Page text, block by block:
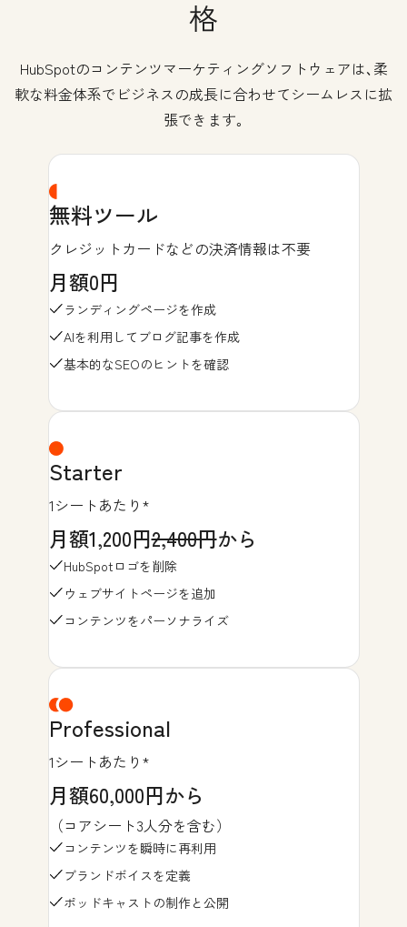
格
HubSpotのコンテンツマーケティングソフトウェアは､柔
軟な料金体系でビジネスの成長に合わせてシームレスに拡
張できます｡
無料ツール
クレジットカードなどの決済情報は不要
月額0円
ランディングページを作成
AIを利用してブログ記事を作成
基本的なSEOのヒントを確認
Starter
1シートあたり*
月額1,200円2,400円から
HubSpotロゴを削除
ウェブサイトページを追加
コンテンツをパーソナライズ
Professional
1シートあたり*
月額60,000円から
（コアシート3人分を含む）
コンテンツを瞬時に再利用
ブランドボイスを定義
ポッドキャストの制作と公開